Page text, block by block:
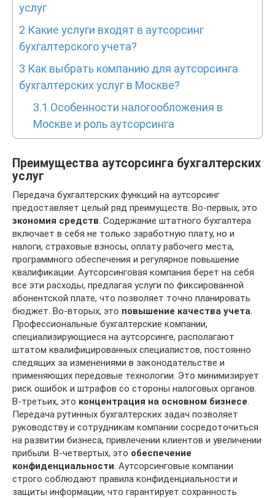
услуг
2 Какие услуги входят в аутсорсинг
бухгалтерского учета?
3 Как выбрать компанию для аутсорсинга
бухгалтерских услуг в Москве?
3.1 Особенности налогообложения в
Москве и роль аутсорсинга
Преимущества аутсорсинга бухгалтерских
услуг
Передача бухгалтерских функций на аутсорсинг
предоставляет целый ряд преимуществ. Во-первых, это
экономия средств . Содержание штатного бухгалтера
включает в себя не только заработную плату, но и
налоги, страховые взносы, оплату рабочего места,
программного обеспечения и регулярное повышение
квалификации. Аутсорсинговая компания берет на себя
все эти расходы, предлагая услуги по фиксированной
абонентской плате, что позволяет точно планировать
бюджет. Во-вторых, это повышение качества учета
Профессиональные бухгалтерские компании,
специализирующиеся на аутсорсинге, располагают
штатом квалифицированных специалистов, постоянно
следящих за изменениями в законодательстве и
применяющих передовые технологии. Это минимизирует
риск ошибок и штрафов со стороны налоговых органов.
В-третьих, это концентрация на основном бизнесе
Передача рутинных бухгалтерских задач позволяет
руководству и сотрудникам компании сосредоточиться
на развитии бизнеса, привлечении клиентов и увеличении
прибыли. В-четвертых, это обеспечение
конфиденциальности . Аутсорсинговые компании
строго соблюдают правила конфиденциальности и
защиты информации, что гарантирует сохранность